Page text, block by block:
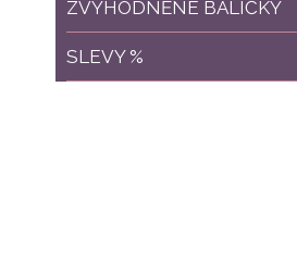
ZVÝHODNĚNÉ BALÍČKY
SLEVY %